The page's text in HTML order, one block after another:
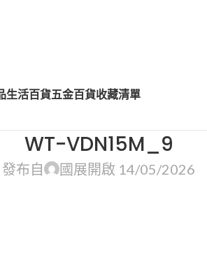
生活百貨五金百貨收藏清單
WT-VDN15M_9
發布自 國展開啟 14/05/2026